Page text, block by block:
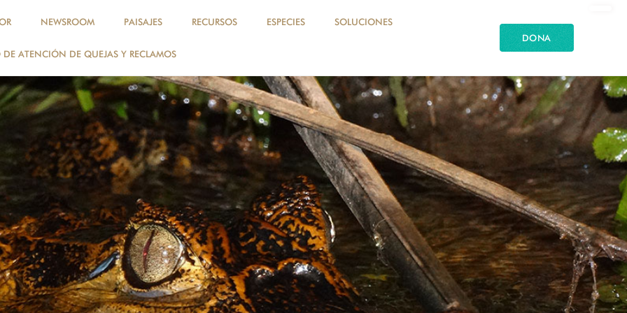
NEWSROOM PAISAJES RECURSOS ESPECIES SOLUCIONES
ATENCIÓN DE QUEJAS Y RECLAMOS
DONA